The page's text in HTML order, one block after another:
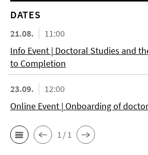
DATES
21.08.
11:00
Info Event | Doctoral Studies and
to Completion
23.09.
12:00
Online Event | Onboarding of
1 / 1